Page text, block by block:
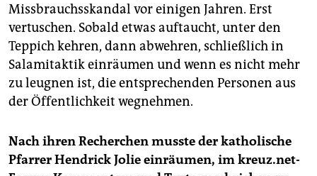
Missbrauchsskandal vor einigen Jahren. Erst
vertuschen. Sobald etwas auftaucht, unter den
Teppich kehren, dann abwehren, schließlich in
Salamitaktik einräumen und wenn es nicht mehr
zu leugnen ist, die entsprechenden Personen aus
der Öffentlichkeit wegnehmen.
Nach ihren Recherchen musste der katholische
Pfarrer Hendrick Jolie einräumen, im kreuz.net-